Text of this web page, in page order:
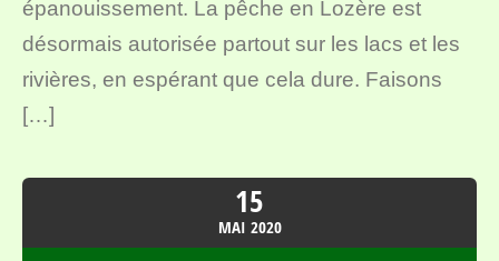
épanouissement. La pêche en Lozère est
désormais autorisée partout sur les lacs et les
rivières, en espérant que cela dure. Faisons
[…]
15
MAI 2020